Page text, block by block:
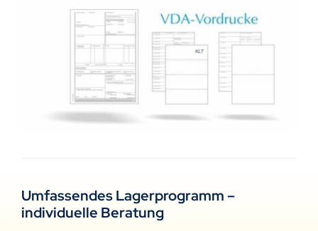
Umfassendes Lagerprogramm –
individuelle Beratung